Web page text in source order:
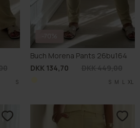
S
Buch Morena Pants 26bu164
DKK 134,70
S M L XL